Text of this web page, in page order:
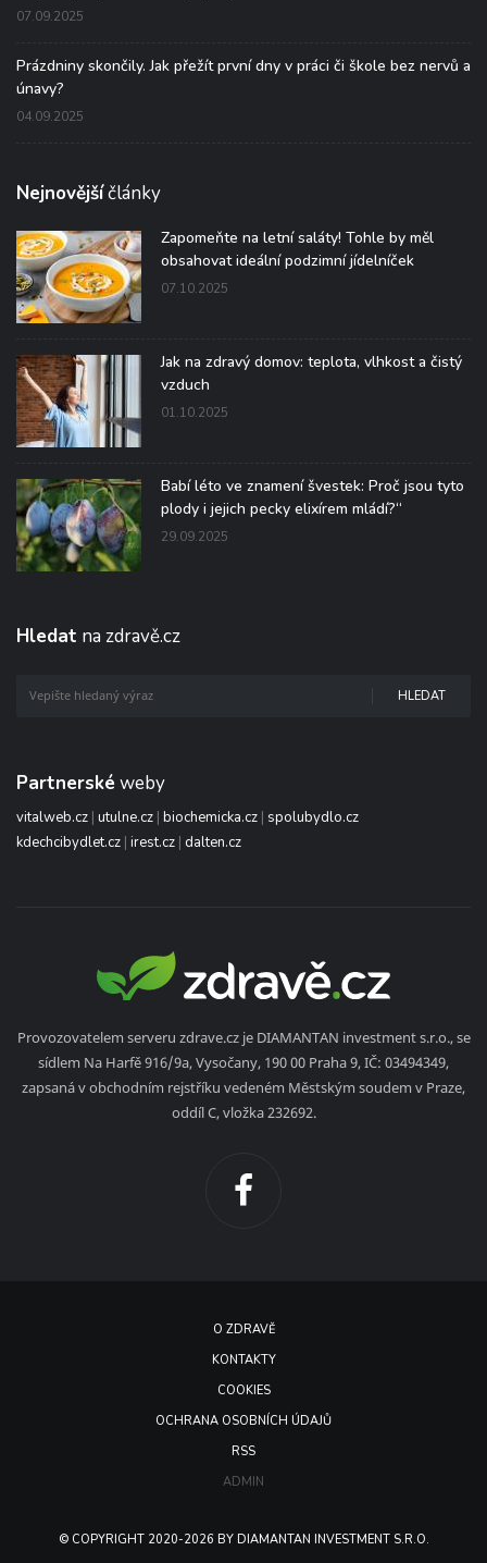
07.09.2025
Prázdniny skončily. Jak přežít první dny v práci či škole bez nervů a
únavy?
04.09.2025
Nejnovějšíčlánky
Zapomeňte na letní saláty! Tohle by měl
obsahovat ideální podzimní jídelníček
07.10.2025
Jak na zdravý domov: teplota, vlhkost a čistý
vzduch
01.10.2025
Babí léto ve znamení švestek: Proč jsou tyto
plody i jejich pecky elixírem mládí?“
29.09.2025
Hledat na zdravě.cz
HLEDAT
Partnerské weby
vitalweb.cz | utulne.cz | biochemicka.cz | spolubydlo.cz
kdechcibydlet.cz | irest.cz | dalten.cz
Provozovatelem serveru zdrave.cz je DIAMANTAN investment s.r.o., se
sídlem Na Harfě 916/9a, Vysočany, 190 00 Praha 9, IČ: 03494349,
zapsaná v obchodním rejstříku vedeném Městským soudem v Praze,
oddíl C, vložka 232692.
O ZDRAVĚ
KONTAKTY
COOKIES
OCHRANA OSOBNÍCH ÚDAJŮ
RSS
ADMIN
© COPYRIGHT 2020-2026 BY DIAMANTAN INVESTMENT S.R.O.